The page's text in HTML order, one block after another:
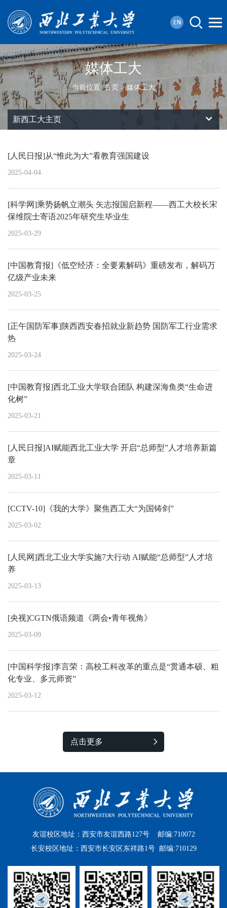
媒体工大
当前位置:首页 >媒体工大
新西工大主页
[人民日报]从“惟此为大”看教育强国建设
2025-04-04
[科学网]乘势扬帆立潮头 矢志报国启新程——西工大校长宋
保维院士寄语2025年研究生毕业生
2025-03-29
[中国教育报]《低空经济：全要素解码》重磅发布，解码万
亿级产业未来
2025-03-25
[正午国防军事]陕西西安春招就业新趋势 国防军工行业需求
热
2025-03-24
[中国教育报]西北工业大学联合团队 构建深海鱼类“生命进
化树”
2025-03-21
[人民日报]AI赋能西北工业大学 开启“总师型”人才培养新篇
章
2025-03-11
[CCTV-10]《我的大学》聚焦西工大“为国铸剑”
2025-03-02
[人民网]西北工业大学实施7大行动 AI赋能“总师型”人才培
养
2025-03-13
[央视]CGTN俄语频道《两会•青年视角》
2025-03-09
[中国科学报]李言荣：高校工科改革的重点是“贯通本硕、粗
化专业、多元师资”
2025-03-12
点击更多
友谊校区地址：西安市友谊西路127号 邮编:710072
长安校区地址：西安市长安区东祥路1号 邮编:710129